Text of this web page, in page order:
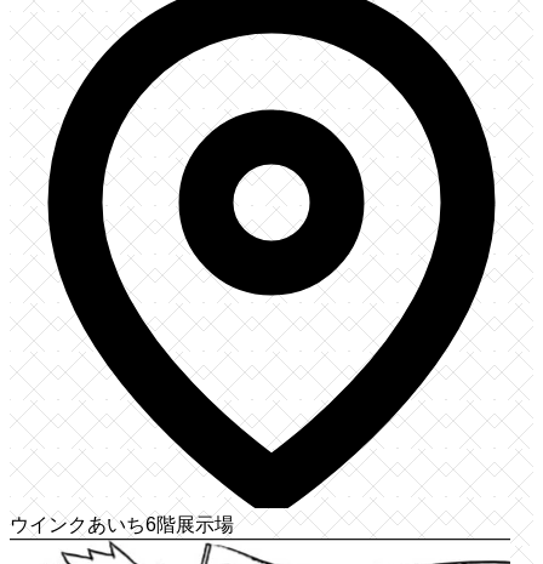
ウインクあいち6階展示場